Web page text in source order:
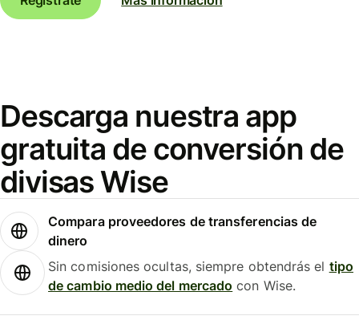
Descarga nuestra app
gratuita de conversión de
divisas Wise
Compara proveedores de transferencias de
dinero
Sin comisiones ocultas, siempre obtendrás el tipo
de cambio medio del mercado con Wise.